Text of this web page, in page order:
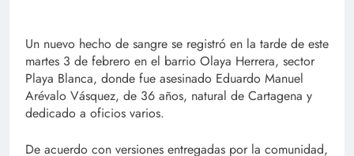
Un nuevo hecho de sangre se registró en la tarde de este
martes 3 de febrero en el barrio Olaya Herrera, sector
Playa Blanca, donde fue asesinado Eduardo Manuel
Arévalo Vásquez, de 36 años, natural de Cartagena y
dedicado a oficios varios.
De acuerdo con versiones entregadas por la comunidad,